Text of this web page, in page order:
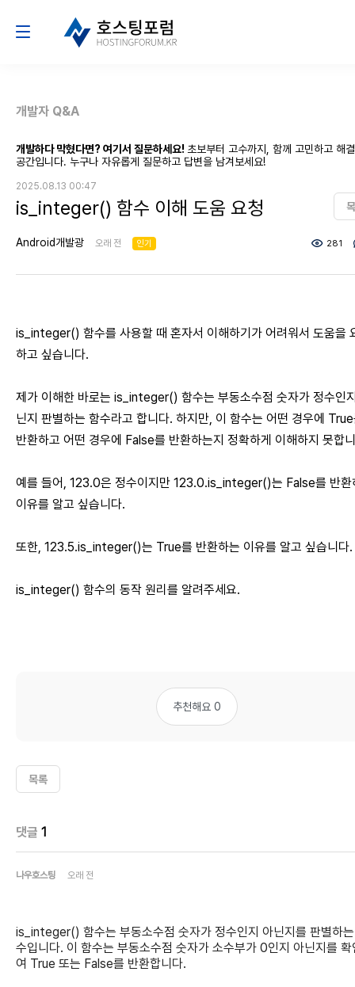
개발자 Q&A
개발하다 막혔다면? 여기서 질문하세요! 초보부터 고수까지, 함께 고민하고 해
공간입니다. 누구나 자유롭게 질문하고 답변을 남겨보세요!
2025.08.13 00:47
is_integer() 함수 이해 도움 요청
Android개발광 오래 전 인기 281
is_integer() 함수를 사용할 때 혼자서 이해하기가 어려워서 도움을
하고 싶습니다.
제가 이해한 바로는 is_integer() 함수는 부동소수점 숫자가 정수인
닌지 판별하는 함수라고 합니다. 하지만, 이 함수는 어떤 경우에
반환하고 어떤 경우에 False를 반환하는지 정확하게 이해하지 못합
예를 들어, 123.0은 정수이지만 123.0.is_integer()는 False를 반환
이유를 알고 싶습니다.
또한, 123.5.is_integer()는 True를 반환하는 이유를 알고 싶습니다.
is_integer() 함수의 동작 원리를 알려주세요.
추천해요 0
목록
댓글 1
나우호스팅 오래 전
is_integer() 함수는 부동소수점 숫자가 정수인지 아닌지를 판별하
수입니다. 이 함수는 부동소수점 숫자가 소수부가 0인지 아닌지를 확
여 True 또는 False를 반환합니다.